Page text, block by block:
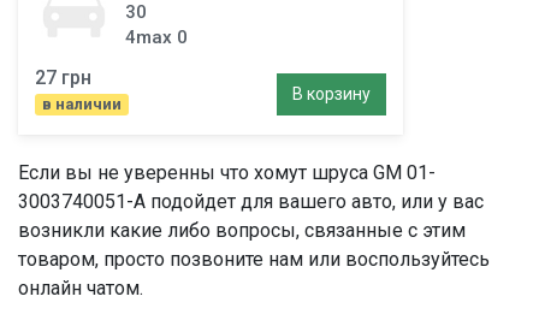
30
4max 0
27 грн
в наличии
В корзину
Если вы не уверенны что хомут шруса GM 01-
3003740051-A подойдет для вашего авто, или у вас
возникли какие либо вопросы, связанные с этим
товаром, просто позвоните нам или воспользуйтесь
онлайн чатом.